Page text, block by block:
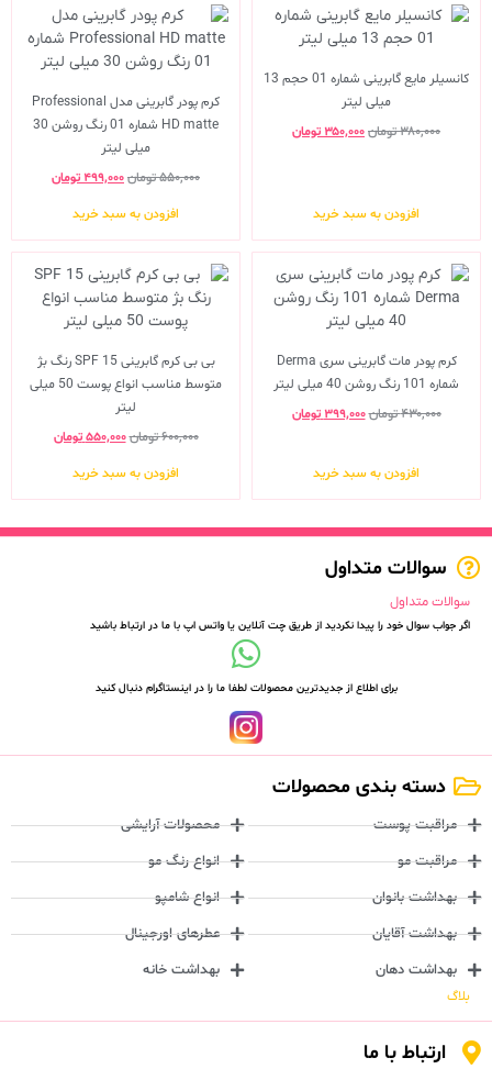
کانسیلر مایع گابرینی شماره 01 حجم 13
میلی لیتر
۳۸۰,۰۰۰تومان۳۵۰,۰۰۰تومان
افزودن به سبد خرید
کرم پودر گابرینی مدل Professional
HD matte شماره 01 رنگ روشن 30
میلی لیتر
۵۵۰,۰۰۰تومان۴۹۹,۰۰۰تومان
افزودن به سبد خرید
کرم پودر مات گابرینی سری Derma
شماره 101 رنگ روشن 40 میلی لیتر
۴۳۰,۰۰۰تومان۳۹۹,۰۰۰ تومان
افزودن به سبد خرید
بی بی کرم گابرینی SPF 15 رنگ بژ
متوسط مناسب انواع پوست 50 میلی
لیتر
۶۰۰,۰۰۰تومان۵۵۰,۰۰۰ تومان
افزودن به سبد خرید
سوالات متداول
سوالات متداول
اگر جواب سوال خود را پیدا نکردید از طریق چت آنلاین یا واتس اپ با ما در ارتباط باشید
برای اطلاع از جدیدترین محصولات لطفا ما را در اینستاگرام دنبال کنید
دسته بندی محصولات
مراقبت پوست
مراقبت مو
بهداشت بانوان
بهداشت آقایان
بهداشت دهان
محصولات آرایشی
انواع رنگ مو
انواع شامپو
عطرهای اورجینال
بهداشت خانه
بلاگ
ارتباط با ما